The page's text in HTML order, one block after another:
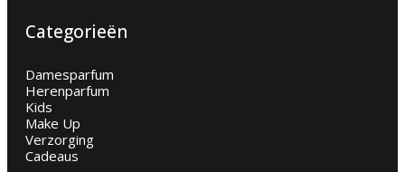
Categorieën
Damesparfum
Herenparfum
Kids
Make Up
Verzorging
Cadeaus